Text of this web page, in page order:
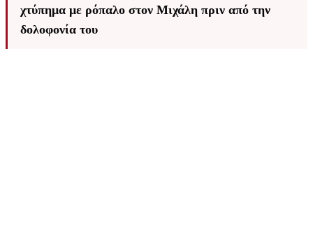
χτύπημα με ρόπαλο στον Μιχάλη πριν από την
δολοφονία του